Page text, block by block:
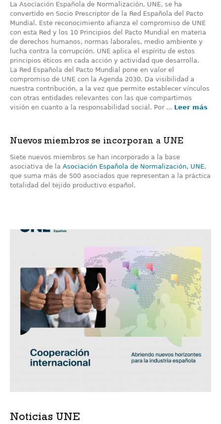
La Asociación Española de Normalización, UNE, se ha
convertido en Socio Prescriptor de la Red Española del Pacto
Mundial. Este reconocimiento afianza el compromiso de UNE
con esta Red y los 10 Principios del Pacto Mundial en materia
de derechos humanos, normas laborales, medio ambiente y
lucha contra la corrupción. UNE aplica el espíritu de estos
principios éticos en cada acción y actividad que desarrolla.
La Red Española del Pacto Mundial pone en valor el
compromiso de UNE con la Agenda 2030. Da visibilidad a
nuestra contribución, a la vez que permite establecer vínculos
con otras entidades relevantes con las que compartimos
visión en cuanto a la responsabilidad social. Por ... Leer más
Nuevos miembros se incorporan a UNE
Siete nuevos miembros se han incorporado a la base
asociativa de la Asociación Española de Normalización, UNE,
que suma más de 500 asociados que representan a la práctica
totalidad del tejido productivo español.
Noticias UNE